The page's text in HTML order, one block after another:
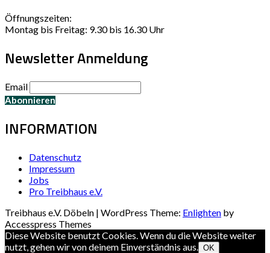
Öffnungszeiten:
Montag bis Freitag: 9.30 bis 16.30 Uhr
Newsletter Anmeldung
Email
INFORMATION
Datenschutz
Impressum
Jobs
Pro Treibhaus e.V.
Treibhaus e.V. Döbeln | WordPress Theme: Enlighten by
Accesspress Themes
Diese Website benutzt Cookies. Wenn du die Website weiter
nutzt, gehen wir von deinem Einverständnis aus.
OK